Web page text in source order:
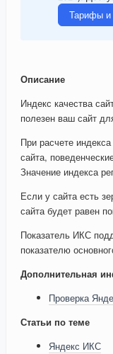
Тарифы и
Описание
Индекс качества
полезен ваш сайт
При расчете
сайта,
Значение индекса
Если у сайта есть
сайта будет равен
Показатель ИКС
показателю
Дополнительная
Проверка
Статьи по теме
Яндекс ИКС